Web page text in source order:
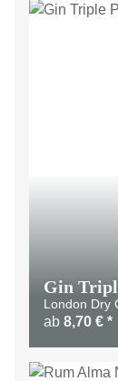
Gin
London Dry
ab 8,70 € *